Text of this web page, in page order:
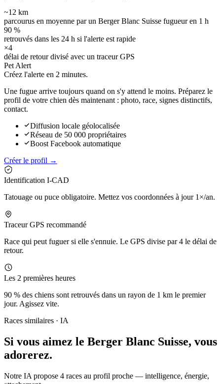
~12 km
parcourus en moyenne par un Berger Blanc Suisse fugueur en 1 h
90 %
retrouvés dans les 24 h si l'alerte est rapide
×4
délai de retour divisé avec un traceur GPS
Pet Alert
Créez l'alerte en 2 minutes.
Une fugue arrive toujours quand on s'y attend le moins. Préparez le
profil de votre chien dès maintenant : photo, race, signes distinctifs,
contact.
Diffusion locale géolocalisée
Réseau de 50 000 propriétaires
Boost Facebook automatique
Créer le profil →
Identification I-CAD
Tatouage ou puce obligatoire. Mettez vos coordonnées à jour 1×/an.
Traceur GPS recommandé
Race qui peut fuguer si elle s'ennuie. Le GPS divise par 4 le délai de
retour.
Les 2 premières heures
90 % des chiens sont retrouvés dans un rayon de 1 km le premier
jour. Agissez vite.
Races similaires · IA
Si vous aimez le Berger Blanc Suisse, vous
adorerez.
Notre IA propose 4 races au profil proche — intelligence, énergie,